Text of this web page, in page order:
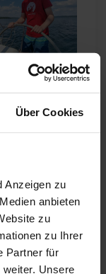
Über Cookies
Anzeigen zu
anbieten
zu
zu Ihrer
Partner für
Unsere
mit
die Alpen
Team:
Handbreit